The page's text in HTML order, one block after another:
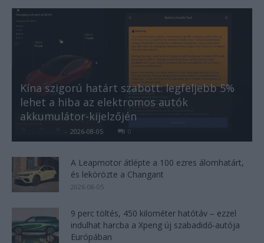
Kína szigorú határt szabott: legfeljebb 5%
lehet a hiba az elektromos autók
akkumulátor-kijelzőjén
- 2026-08-05 0
A Leapmotor átlépte a 100 ezres álomhatárt,
és lekörözte a Changant
2026-08-05
9 perc töltés, 450 kilométer hatótáv – ezzel
indulhat harcba a Xpeng új szabadidő-autója
Európában